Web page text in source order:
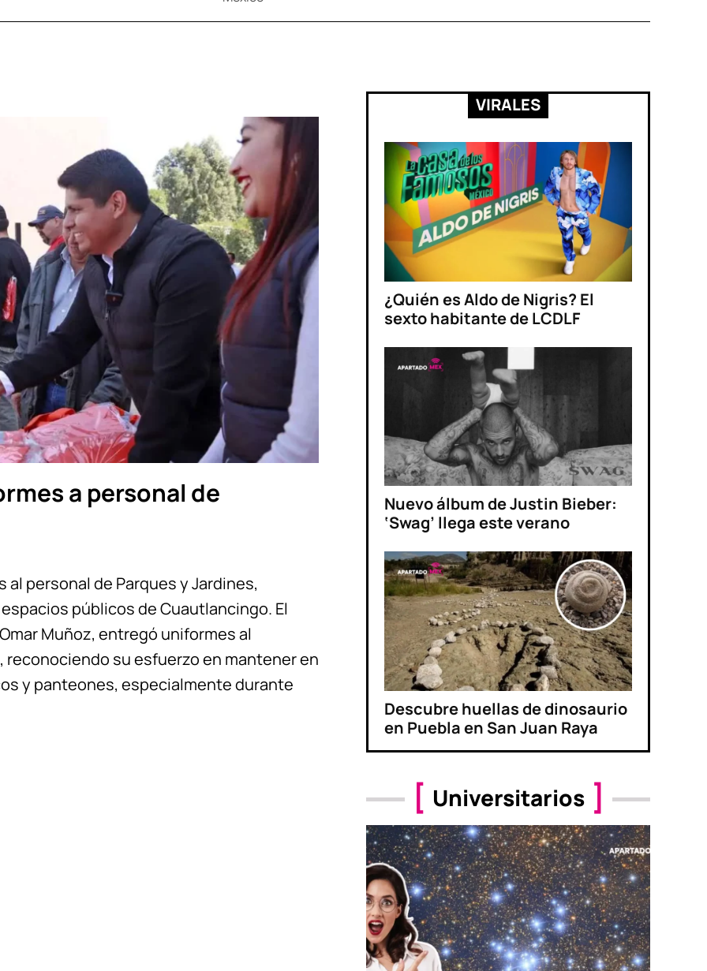
a personal de
personal de Parques y Jardines,
públicos de Cuautlancingo. El
Muñoz, entregó uniformes al
reconociendo su esfuerzo en mantener en
y panteones, especialmente durante
VIRALES
¿Quién es Aldo de Nigris? El
sexto habitante de LCDLF
Nuevo álbum de Justin Bieber:
‘Swag’ llega este verano
Descubre huellas de dinosaurio
en Puebla en San Juan Raya
Universitarios